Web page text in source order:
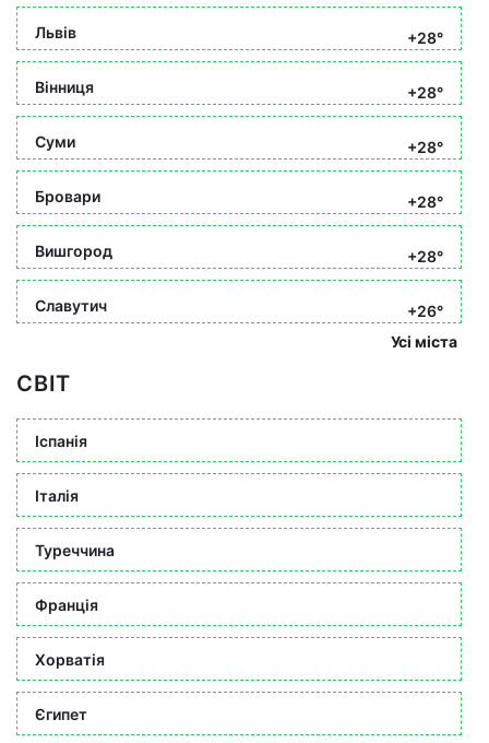
Львів +28°
Вінниця +28°
Суми +28°
Бровари +28°
Вишгород +28°
Славутич
+26°
Усі міста
СВІТ
Іспанія
Італія
Туреччина
Франція
Хорватія
Єгипет